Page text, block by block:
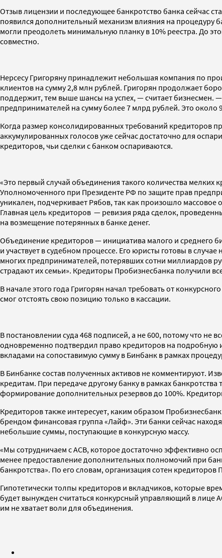
Отзыв лицензии и последующее банкротство банка сейчас
появился дополнительный механизм влияния на процедуру
могли преодолеть минимальную планку в 10% реестра. До
совместно.
Нерсесу Григоряну принадлежит небольшая компания по
клиентов на сумму 2,8 млн рублей. Григорян продолжает
поддержит, тем выше шансы на успех, — считает бизнесмен.
предпринимателей на сумму более 7 млрд рублей. Это около
Когда размер консолидированных требований кредиторов
аккумулированных голосов уже сейчас достаточно для
кредиторов, чьи сделки с банком оспариваются.
«Это первый случай объединения такого количества мелких
Уполномоченного при Президенте РФ по защите прав
уникален, подчеркивает Рябов, так как произошло
Главная цель кредиторов — ревизия ряда сделок,
на возмещение потерянных в банке денег.
Объединение кредиторов — инициатива малого и среднего
и участвует в судебном процессе. Его юристы готовы в
многих предпринимателей, потерявших сотни миллиардов
страдают их семьи». Кредиторы Пробизнесбанка получили
В начале этого года Григорян начал требовать от
смог отстоять свою позицию только в кассации.
В постановлении суда 468 подписей, а не 600, потому что не
одновременно подтвердил право кредиторов на подробную
вкладами на сопоставимую сумму в Бинбанк в рамках
В Бинбанке состав полученных активов не комментируют.
кредитам. При передаче другому банку в рамках
формирование дополнительных резервов до 100%.
Кредиторов также интересует, каким образом
брендом финансовая группа «Лайф». Эти банки сейчас
небольшие суммы, поступающие в конкурсную массу.
«Мы сотрудничаем с АСВ, которое достаточно эффективно
менее предоставление дополнительных полномочий при
банкротства». По его словам, организация сотен
Гипотетически толпы кредиторов и вкладчиков, которые
будет вынужден считаться конкурсный управляющий в лице
им не хватает воли для объединения.